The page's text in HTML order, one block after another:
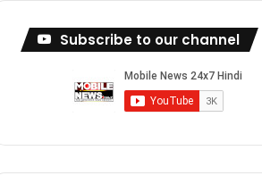
Subscribe to our channel